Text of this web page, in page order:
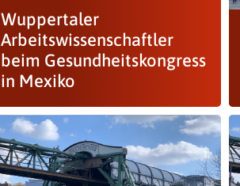
Wuppertaler
Arbeitswissenschaftler
beim Gesundheitskongress
in Mexiko